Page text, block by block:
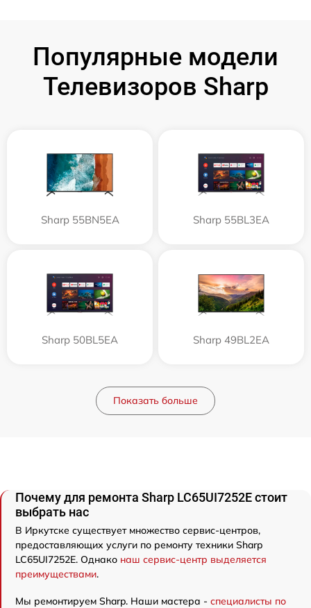
Популярные модели
Телевизоров Sharp
Sharp 55BN5EA Sharp 55BL3EA
Sharp 50BL5EA Sharp 49BL2EA
Показать больше
Почему для ремонта Sharp LC65UI7252E стоит
выбрать нас
В Иркутске существует множество сервис-центров,
предоставляющих услуги по ремонту техники Sharp
LC65UI7252E. Однако наш сервис-центр выделяется
преимуществами.
Мы ремонтируем Sharp. Наши мастера - специалисты по